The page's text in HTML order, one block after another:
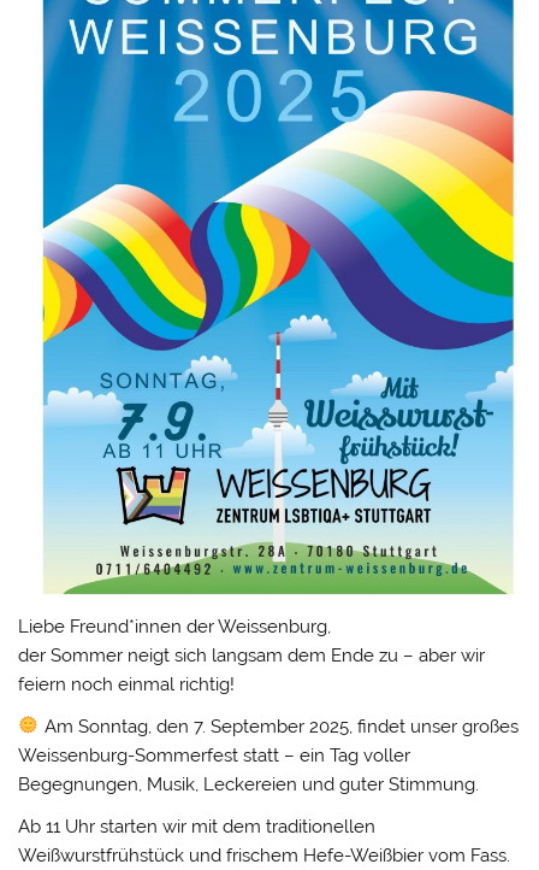
Liebe Freund*innen der Weissenburg,
der Sommer neigt sich langsam dem Ende zu – aber wir
feiern noch einmal richtig!
Am Sonntag, den 7. September 2025, findet unser großes
Weissenburg-Sommerfest statt – ein Tag voller
Begegnungen, Musik, Leckereien und guter Stimmung.
Ab 11 Uhr starten wir mit dem traditionellen
Weißwurstfrühstück und frischem Hefe-Weißbier vom Fass.